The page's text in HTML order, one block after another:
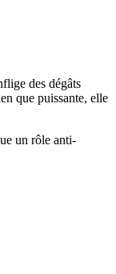
des dégâts
que puissante, elle
un rôle anti-